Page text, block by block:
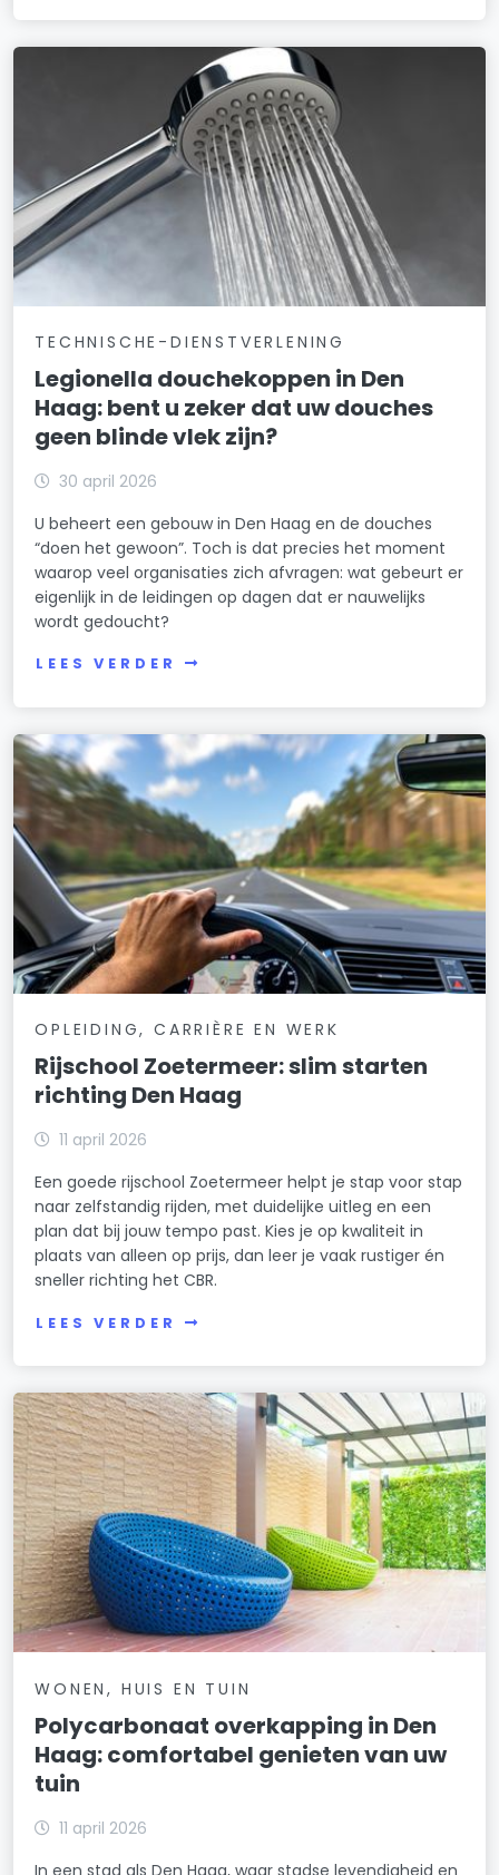
TECHNISCHE-DIENSTVERLENING
Legionella douchekoppen in Den
Haag: bent u zeker dat uw douches
geen blinde vlek zijn?
30 april 2026
U beheert een gebouw in Den Haag en de douches
“doen het gewoon”. Toch is dat precies het moment
waarop veel organisaties zich afvragen: wat gebeurt er
eigenlijk in de leidingen op dagen dat er nauwelijks
wordt gedoucht?
LEES VERDER
OPLEIDING, CARRIÈRE EN WERK
Rijschool Zoetermeer: slim starten
richting Den Haag
11 april 2026
Een goede rijschool Zoetermeer helpt je stap voor stap
naar zelfstandig rijden, met duidelijke uitleg en een
plan dat bij jouw tempo past. Kies je op kwaliteit in
plaats van alleen op prijs, dan leer je vaak rustiger én
sneller richting het CBR.
LEES VERDER
WONEN, HUIS EN TUIN
Polycarbonaat overkapping in Den
Haag: comfortabel genieten van uw
tuin
11 april 2026
In een stad als Den Haag, waar stadse levendigheid en